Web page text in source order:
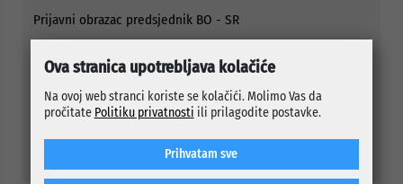
Prijavni obrazac predsjednik BO - SR
Prijavni obrazac predsjednik BO - CRO
Izjava predsjednik BO - CRO
Ova stranica upotrebljava kolačiće
Na ovoj web stranci koriste se kolačići. Molimo Vas da
pročitate Politiku privatnosti ili prilagodite postavke.
Prihvatam sve